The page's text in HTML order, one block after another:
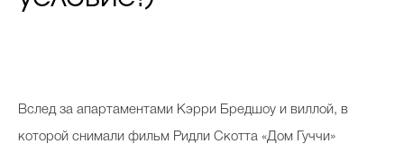
Вслед за апартаментами Кэрри Бредшоу и виллой, в
которой снимали фильм Ридли Скотта «Дом Гуччи»